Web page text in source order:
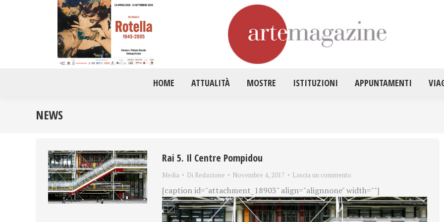
HOME ATTUALITÀ MOSTRE ISTITUZIONI APPUNTAMENTI
NEWS
Rai 5. Il Centre Pompidou
Media Di Redazione Novembre 4, 2017 Lascia un commento
[caption id="attachment_18903" align="alignnone" width=""]
HOME